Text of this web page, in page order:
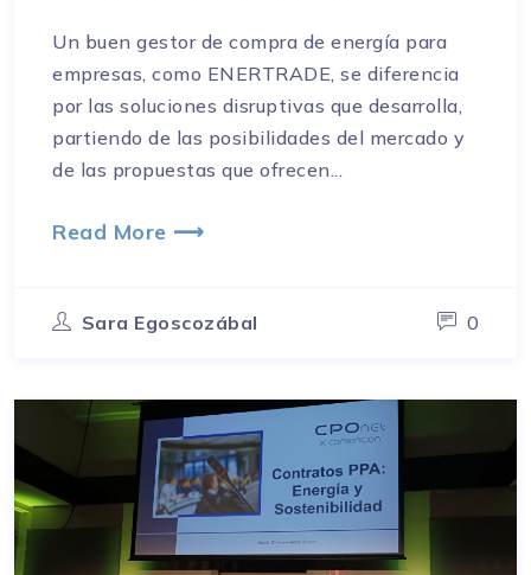
Un buen gestor de compra de energía para
empresas, como ENERTRADE, se diferencia
por las soluciones disruptivas que desarrolla,
partiendo de las posibilidades del mercado y
de las propuestas que ofrecen...
Read More ⟶
Sara Egoscozábal 0